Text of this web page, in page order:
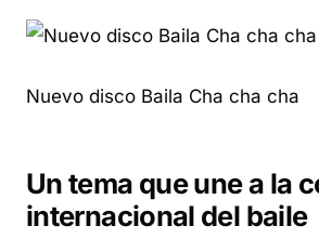
Nuevo disco Baila Cha cha cha
Un tema que une a la
internacional del baile